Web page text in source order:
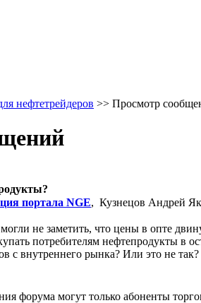
нефтетрейдеров >> Просмотр
портала NGE, Кузнецов Андрей
не заметить, что цены в опте
потребителям нефтепродукты в
с внутреннего рынка? Или это не так?
форума могут только абоненты